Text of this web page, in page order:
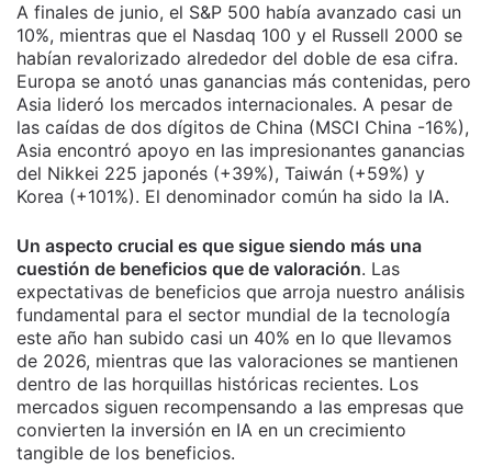
A finales de junio, el S&P 500 había avanzado casi un
10%, mientras que el Nasdaq 100 y el Russell 2000 se
habían revalorizado alrededor del doble de esa cifra.
Europa se anotó unas ganancias más contenidas, pero
Asia lideró los mercados internacionales. A pesar de
las caídas de dos dígitos de China (MSCI China -16%),
Asia encontró apoyo en las impresionantes ganancias
del Nikkei 225 japonés (+39%), Taiwán (+59%) y
Korea (+101%). El denominador común ha sido la IA.
Un aspecto crucial es que sigue siendo más una
cuestión de beneficios que de valoración. Las
expectativas de beneficios que arroja nuestro análisis
fundamental para el sector mundial de la tecnología
este año han subido casi un 40% en lo que llevamos
de 2026, mientras que las valoraciones se mantienen
dentro de las horquillas históricas recientes. Los
mercados siguen recompensando a las empresas que
convierten la inversión en IA en un crecimiento
tangible de los beneficios.